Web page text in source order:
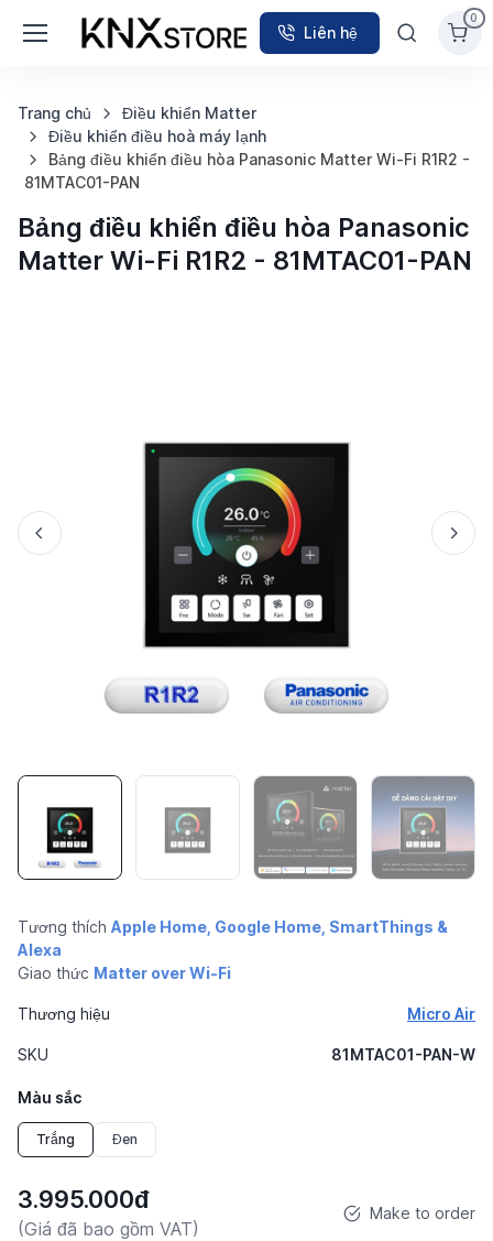
Liên hệ
0
Trang chủ
Điều khiển Matter
Điều khiển điều hoà máy lạnh
Bảng điều khiển điều hòa Panasonic Matter Wi-Fi R1R2 -
81MTAC01-PAN
Bảng điều khiển điều hòa Panasonic
Matter Wi-Fi R1R2 - 81MTAC01-PAN
Tương thích Apple Home, Google Home, SmartThings &
Alexa
Giao thức Matter over Wi-Fi
Thương hiệu Micro Air
SKU 81MTAC01-PAN-W
Màu sắc
Trắng Đen
3.995.000đ
(Giá đã bao gồm VAT)
Make to order